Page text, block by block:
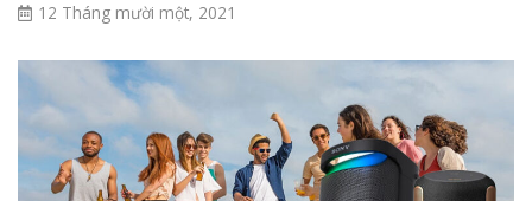
12 Tháng mười một, 2021